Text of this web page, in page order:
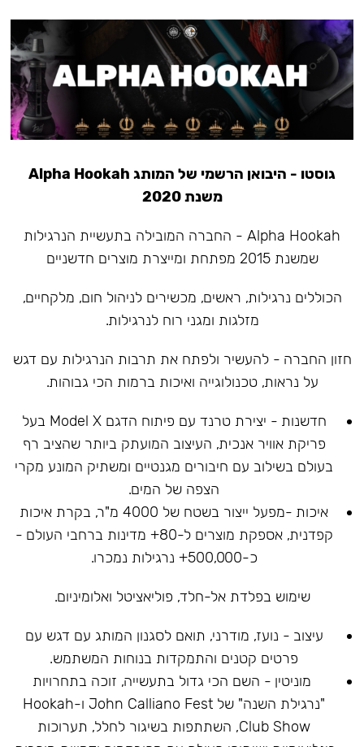
גוסטו - היבואן הרשמי של המותג Alpha Hookah
משנת 2020
Alpha Hookah - החברה המובילה בתעשיית הנרגילות
שמשנת 2015 מפתחת ומייצרת מוצרים חדשניים
הכוללים נרגילות, ראשים, מכשירים לניהול חום, מלקחיים,
מזלגות ומגני רוח לנרגילות.
חזון החברה - להעשיר ולפתח את תרבות הנרגילות עם דגש
על נראות, טכנולוגייה ואיכות ברמות הכי גבוהות.
חדשנות - יצירת טרנד עם פיתוח הדגם Model X בעל
פריקת אוויר אנכית, העיצוב המועתק ביותר שהציב רף
בעולם בשילוב עם חיבורים מגנטיים ומשתיק המונע מקרי
הצפה של המים.
איכות -מפעל ייצור בשטח של 4000 מ"ר, בקרת איכות
קפדנית, אספקת מוצרים ל-80+ מדינות ברחבי העולם -
כ-500,000+ נרגילות נמכרו.
שימוש בפלדת אל-חלד, פוליאציטל ואלומיניום.
עיצוב - נועז, מודרני, תואם לסגנון המותג עם דגש עם
פרטים קטנים והתמקדות בנוחות המשתמש.
מוניטין - השם הכי גדול בתעשייה, זוכה בתחרויות
"נרגילת השנה" של John Calliano Fest ו-Hookah
Club Show, השתתפות בשיגור לחלל, תערוכות